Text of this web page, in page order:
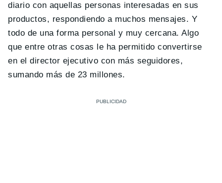
diario con aquellas personas interesadas en sus
productos, respondiendo a muchos mensajes. Y
todo de una forma personal y muy cercana. Algo
que entre otras cosas le ha permitido convertirse
en el director ejecutivo con más seguidores,
sumando más de 23 millones.